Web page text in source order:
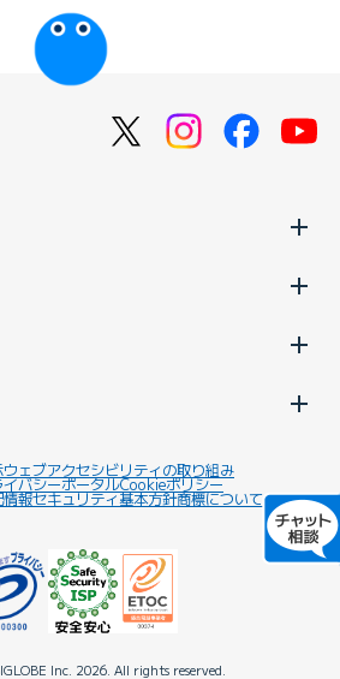
ウェブアクセシビリティの取り組み
バシーポータルCookieポリシー
情報セキュリティ基本方針商標について
Inc. 2026. All rights reserved.